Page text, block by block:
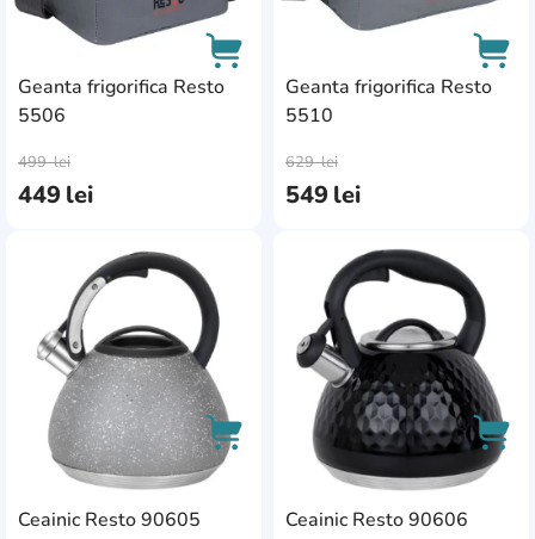
Polonici
Spumiere
Linguri pentru
bucătărie
Geanta frigorifica Resto
5506
449 lei
499lei
Geanta frigorifica Resto
5510
549 lei
629lei
Ceainic Resto 90605
AddCardToFavourite
AddCardToCart
Ceainic Resto 90606